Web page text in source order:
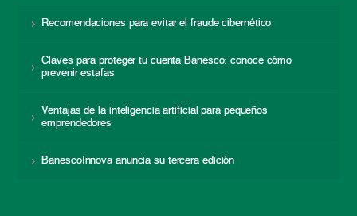
Recomendaciones para evitar el fraude cibernético
Claves para proteger tu cuenta Banesco: conoce cómo
prevenir estafas
Ventajas de la inteligencia artificial para pequeños
emprendedores
BanescoInnova anuncia su tercera edición